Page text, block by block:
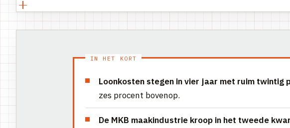
IN HET KORT
Loonkosten stegen in vier jaar met ruim twintig
zes procent bovenop.
De MKB maakindustrie kroop in het tweede